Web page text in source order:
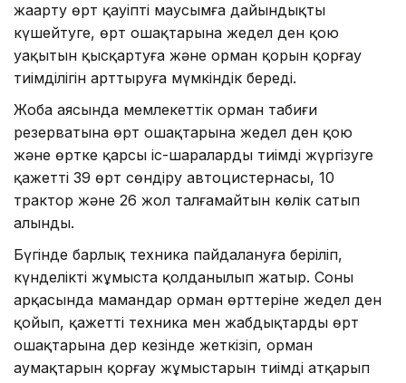
жаңарту өрт қауіпті маусымға дайындықты
күшейтуге, өрт ошақтарына жедел ден қою
уақытын қысқартуға және орман қорын қорғау
тиімділігін арттыруға мүмкіндік береді.
Жоба аясында мемлекеттік орман табиғи
резерватына өрт ошақтарына жедел ден қою
және өртке қарсы іс-шараларды тиімді жүргізуге
қажетті 39 өрт сөндіру автоцистернасы, 10
трактор және 26 жол талғамайтын көлік сатып
алынды.
Бүгінде барлық техника пайдалануға беріліп,
күнделікті жұмыста қолданылып жатыр. Соның
арқасында мамандар орман өрттеріне жедел ден
қойып, қажетті техника мен жабдықтарды өрт
ошақтарына дер кезінде жеткізіп, орман
аумақтарын қорғау жұмыстарын тиімді атқарып